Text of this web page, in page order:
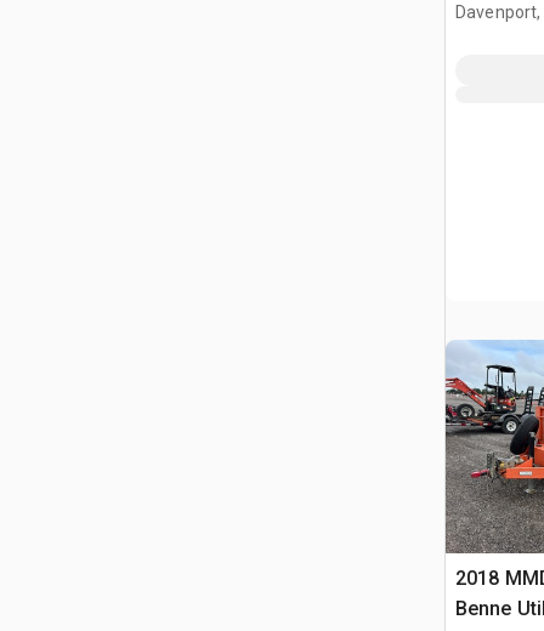
Davenport,
2018
Benne